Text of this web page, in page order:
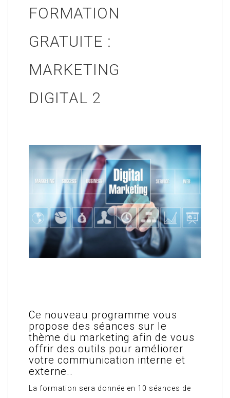
FORMATION
GRATUITE :
MARKETING
DIGITAL 2
Ce nouveau programme vous
propose des séances sur le
thème du marketing afin de vous
offrir des outils pour améliorer
votre communication interne et
externe..
La formation sera donnée en 10 séances de